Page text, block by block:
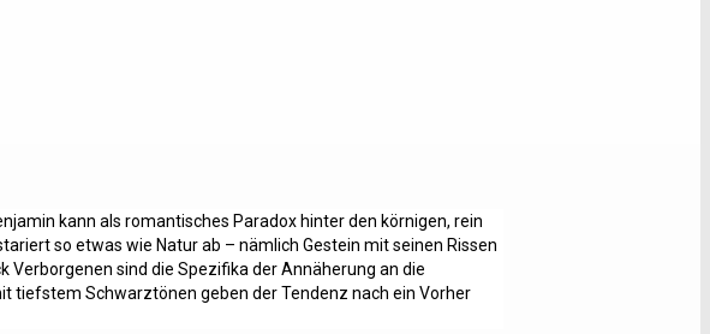
kann als romantisches Paradox hinter den körnigen, rein
so etwas wie Natur ab – nämlich Gestein mit seinen Rissen
sind die Spezifika der Annäherung an die
tiefstem Schwarztönen geben der Tendenz nach ein Vorher